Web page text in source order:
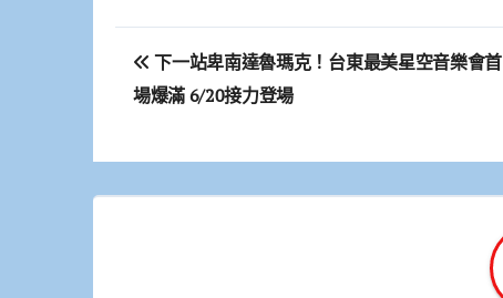
文
章
覽
下一站卑南達魯瑪克！台東最美星空音樂會首
場爆滿 6/20接力登場